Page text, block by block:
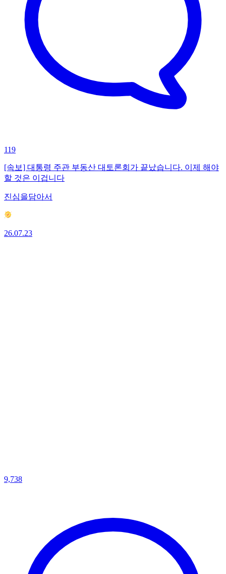
119
[속보] 대통령 주관 부동산 대토론회가 끝났습니다. 이제 해야
할 것은 이겁니다
진심을담아서
26.07.23
9,738